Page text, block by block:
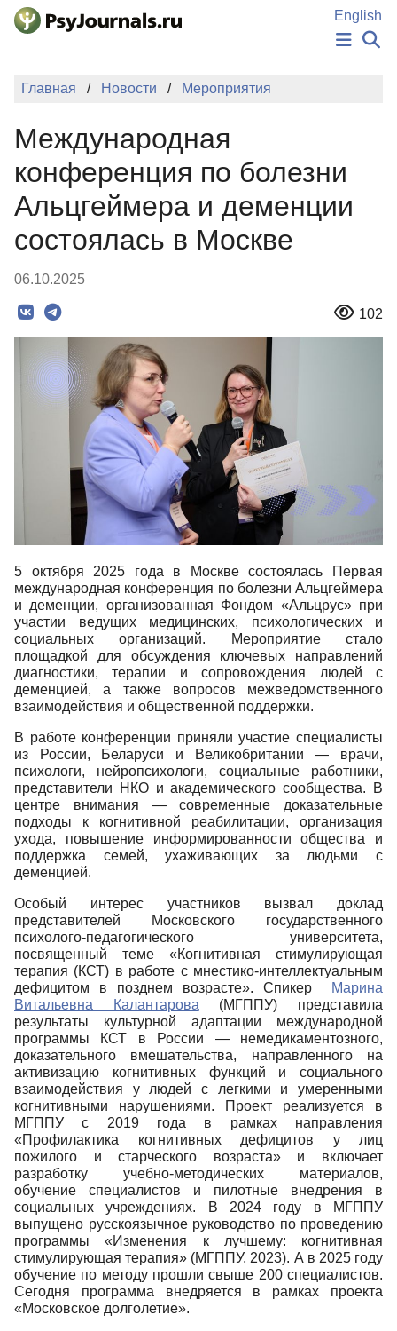
Перейти к основному содержанию
English
НОВОСТИ
ПОДАТЬ РУКОПИСЬ
БАЗА ЗНАНИЙ
КЛЮЧЕВЫЕ СЛОВА
Регистрация
Вход
Главная Новости Мероприятия
Международная
конференция по болезни
Альцгеймера и деменции
состоялась в Москве
06.10.2025
102
5 октября 2025 года в Москве состоялась Первая
международная конференция по болезни Альцгеймера
и деменции, организованная Фондом «Альцрус» при
участии ведущих медицинских, психологических и
социальных организаций. Мероприятие стало
площадкой для обсуждения ключевых направлений
диагностики, терапии и сопровождения людей с
деменцией, а также вопросов межведомственного
взаимодействия и общественной поддержки.
В работе конференции приняли участие специалисты
из России, Беларуси и Великобритании — врачи,
психологи, нейропсихологи, социальные работники,
представители НКО и академического сообщества. В
центре внимания — современные доказательные
подходы к когнитивной реабилитации, организация
ухода, повышение информированности общества и
поддержка семей, ухаживающих за людьми с
деменцией.
Особый интерес участников вызвал доклад
представителей Московского государственного
психолого-педагогического университета,
посвященный теме «Когнитивная стимулирующая
терапия (КСТ) в работе с мнестико-интеллектуальным
дефицитом в позднем возрасте». Спикер
Марина
Витальевна Калантарова(МГППУ) представила
результаты культурной адаптации международной
программы КСТ в России — немедикаментозного,
доказательного вмешательства, направленного на
активизацию когнитивных функций и социального
взаимодействия у людей с легкими и умеренными
когнитивными нарушениями. Проект реализуется в
МГППУ с 2019 года в рамках направления
«Профилактика когнитивных дефицитов у лиц
пожилого и старческого возраста» и включает
разработку учебно-методических материалов,
обучение специалистов и пилотные внедрения в
социальных учреждениях. В 2024 году в МГППУ
выпущено русскоязычное руководство по проведению
программы «Изменения к лучшему: когнитивная
стимулирующая терапия» (МГППУ, 2023). А в 2025 году
обучение по методу прошли свыше 200 специалистов.
Сегодня программа внедряется в рамках проекта
«Московское долголетие».